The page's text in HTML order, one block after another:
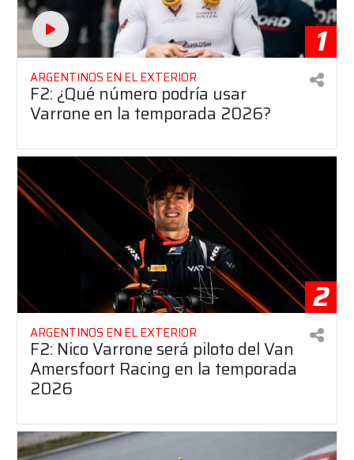
1
ARGENTINOS EN EL EXTERIOR
F2: ¿Qué número podría usar
Varrone en la temporada 2026?
2
ARGENTINOS EN EL EXTERIOR
F2: Nico Varrone será piloto del Van
Amersfoort Racing en la temporada
2026